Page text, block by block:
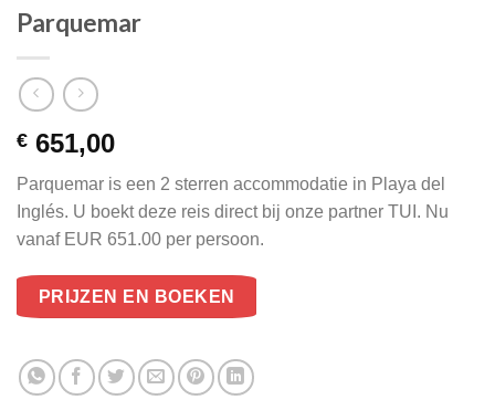
Parquemar
€ 651,00
Parquemar is een 2 sterren accommodatie in Playa del
Inglés. U boekt deze reis direct bij onze partner TUI. Nu
vanaf EUR 651.00 per persoon.
PRIJZEN EN BOEKEN